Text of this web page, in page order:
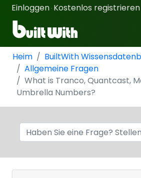
Einloggen · Kostenlos registrieren
Heim
BuiltWith
Allgemeine Fragen
What is Tranco, Quantcast,
Umbrella Numbers?